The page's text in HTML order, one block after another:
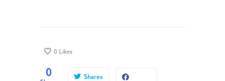
0 Likes
0 Shares